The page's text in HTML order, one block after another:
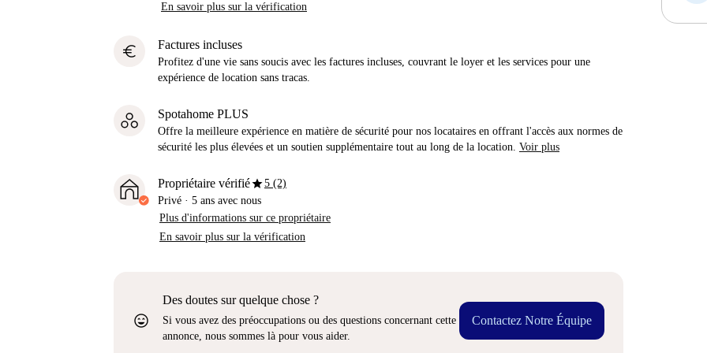
En savoir plus sur la vérification
euro Factures incluses
Profitez d'une vie sans soucis avec les factures incluses, couvrant le loyer et les services pour une
expérience de location sans tracas.
Spotahome PLUS
Offre la meilleure expérience en matière de sécurité pour nos locataires en offrant l'accès aux normes de
sécurité les plus élevées et un soutien supplémentaire tout au long de la location. Voir plus
Propriétaire vérifiéstar5 (2)
Privé · 5 ans avec nous
Plus d'informations sur ce propriétaire
En savoir plus sur la vérification
sentiment_very_satisfied
Des doutes sur quelque chose ?
Si vous avez des préoccupations ou des questions concernant cette
annonce, nous sommes là pour vous aider.
Contactez Notre Équipe